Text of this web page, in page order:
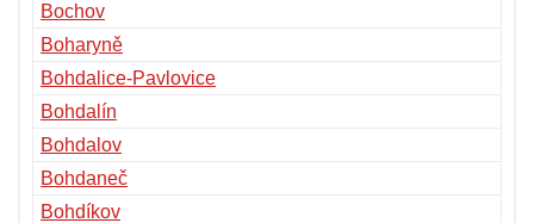
Bochov
Boharyně
Bohdalice-Pavlovice
Bohdalín
Bohdalov
Bohdaneč
Bohdíkov